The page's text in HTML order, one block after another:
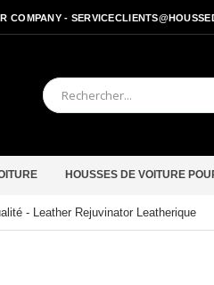
COMPANY -
HOUSSES DE VOITURE
- Leather Rejuvinator Leatherique